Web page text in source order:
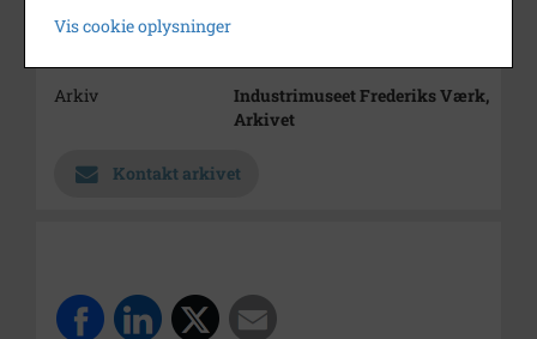
Arkiv
Industrimuseet Frederiks Værk,
Arkivet
Kontakt arkivet
Vis cookie oplysninger